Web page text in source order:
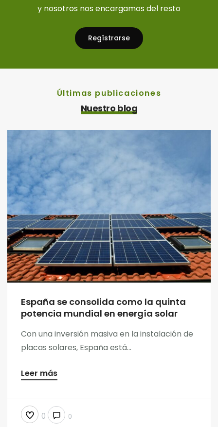
y nosotros nos encargamos del resto
Regístrarse
Últimas publicaciones
Nuestro blog
España se consolida como la quinta
potencia mundial en energía solar
Con una inversión masiva en la instalación de
placas solares, España está...
Leer más
0 0